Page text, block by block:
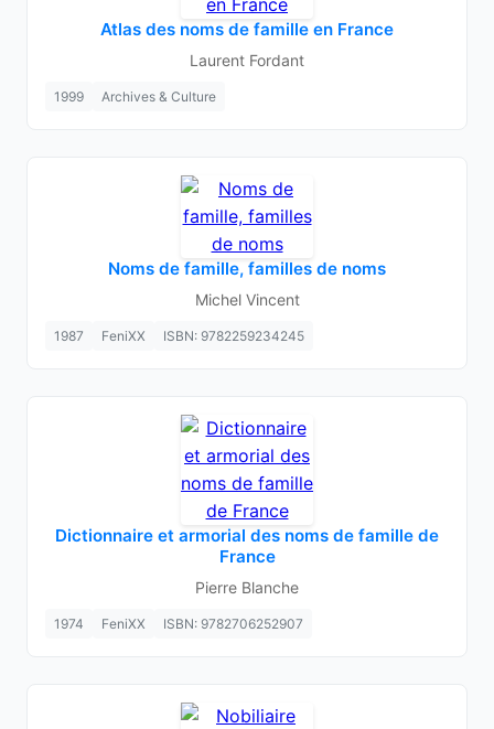
Atlas des noms de famille en France
Laurent Fordant
1999 Archives & Culture
Noms de famille, familles de noms
Michel Vincent
1987 FeniXX ISBN: 9782259234245
Dictionnaire et armorial des noms de famille de
France
Pierre Blanche
1974 FeniXX ISBN: 9782706252907